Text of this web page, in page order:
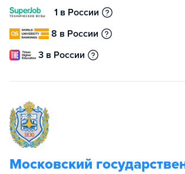
1 в России
8 в России
3 в России
Московский